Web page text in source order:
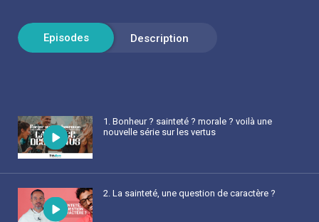
1 . Bonheur ? sainteté ? morale ? voilà une
nouvelle série sur les vertus
2. La sainteté, une question de caractère ?